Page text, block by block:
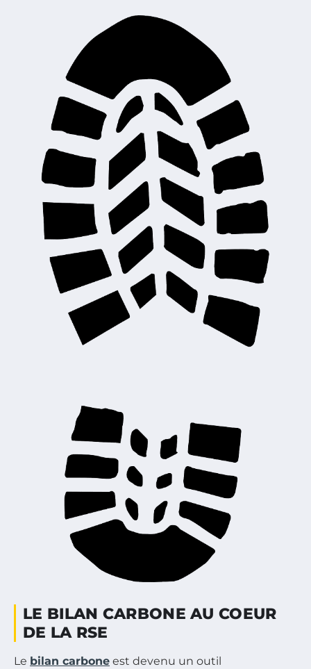
LE BILAN CARBONE AU COEUR
DE LA RSE
Le bilan carbone est devenu un outil